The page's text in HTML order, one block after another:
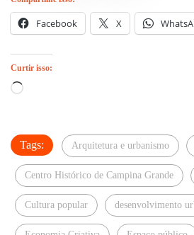
Facebook X
Curtir isso:
Carregando...
Tags: Arquitetura e urbanismo
Centro Histórico de Campina Grande
Cultura popular desenvolvimento